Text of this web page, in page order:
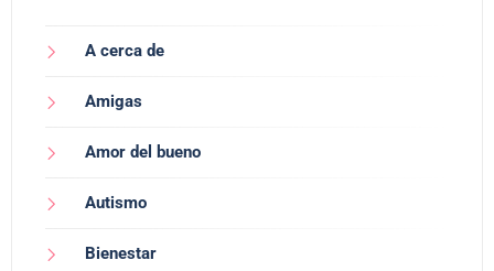
A cerca de
Amigas
Amor del bueno
Autismo
Bienestar